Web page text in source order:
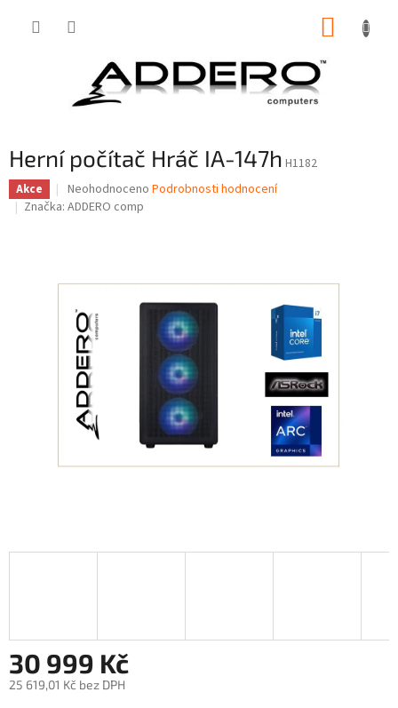
Herní počítač Hráč IA-147h H1182
Akce
Průměrné
hodnocení
5
hvězdiček.
Neohodnoceno Podrobnosti hodnocení
Značka: ADDERO comp
30 999 Kč
25 619,01 Kč bez DPH